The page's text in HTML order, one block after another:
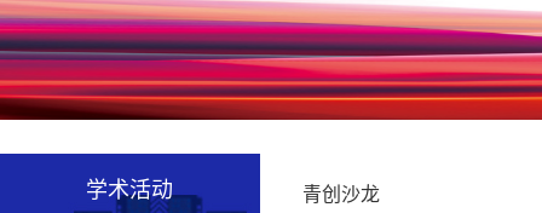
学术活动 青创沙龙